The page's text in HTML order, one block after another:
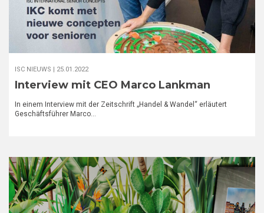
ISC NIEUWS | 25.01.2022
Interview mit CEO Marco Lankman
In einem Interview mit der Zeitschrift „Handel & Wandel“ erläutert
Geschäftsführer Marco…